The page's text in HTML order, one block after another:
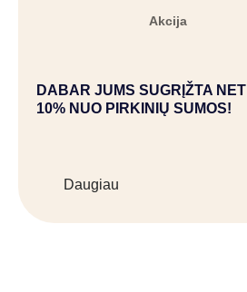
Akcija
DABAR JUMS SUGRĮŽTA NET
10% NUO PIRKINIŲ SUMOS!
Daugiau